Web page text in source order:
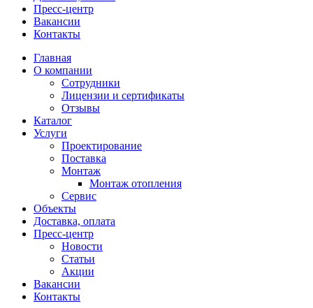
Пресс-центр
Вакансии
Контакты
Главная
О компании
Сотрудники
Лицензии и сертификаты
Отзывы
Каталог
Услуги
Проектирование
Поставка
Монтаж
Монтаж отопления
Сервис
Объекты
Доставка, оплата
Пресс-центр
Новости
Статьи
Акции
Вакансии
Контакты